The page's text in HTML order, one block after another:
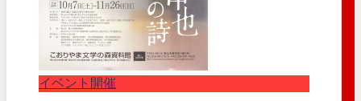
イベント開催